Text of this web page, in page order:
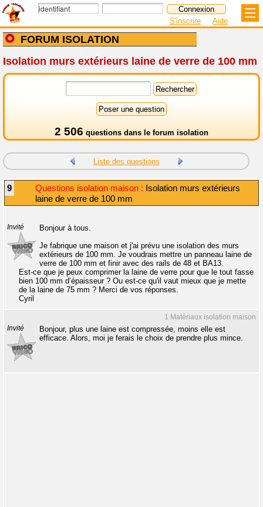
FORUM ISOLATION
S'inscrire Aide
Isolation murs extérieurs laine de verre de 100 mm
2 506 questions dans le forum isolation
Liste des questions
9 Questions isolation maison : Isolation murs extérieurs
laine de verre de 100 mm
Invité
Bonjour à tous.
Je fabrique une maison et j'ai prévu une isolation des murs
extérieurs de 100 mm. Je voudrais mettre un panneau laine de
verre de 100 mm et finir avec des rails de 48 et BA13.
Est-ce que je peux comprimer la laine de verre pour que le tout fasse
bien 100 mm d’épaisseur ? Ou est-ce qu'il vaut mieux que je mette
de la laine de 75 mm ? Merci de vos réponses.
Cyril
1 Matériaux isolation maison
Invité
Bonjour, plus une laine est compressée, moins elle est
efficace. Alors, moi je ferais le choix de prendre plus mince.